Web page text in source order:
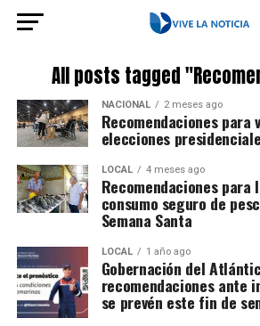
All posts tagged
NACIONAL 2 meses ago
Recomendaciones para
elecciones
LOCAL 4 meses ago
Recomendaciones para
consumo seguro de
Semana Santa
LOCAL 1 año ago
Gobernación del
recomendaciones ante
se prevén este fin de